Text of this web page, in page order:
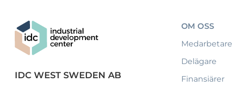
IDC WEST SWEDEN AB
OM OSS
Medarbetare
Delägare
Finansiärer